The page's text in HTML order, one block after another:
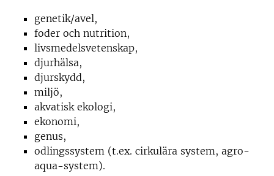
genetik/avel,
foder och nutrition,
livsmedelsvetenskap,
djurhälsa,
djurskydd,
miljö,
akvatisk ekologi,
ekonomi,
genus,
odlingssystem (t.ex. cirkulära system, agro-
aqua-system).